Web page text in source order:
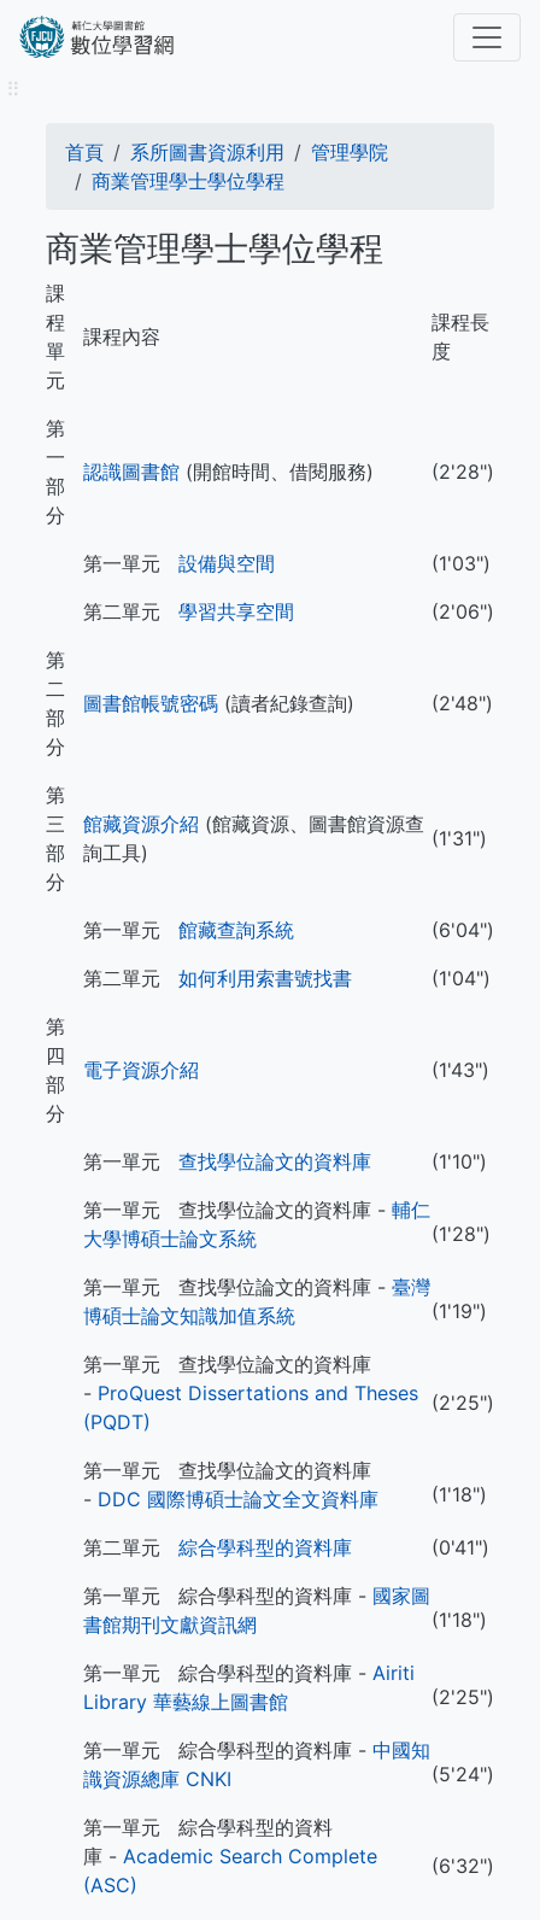
內
⠿
導
航
連
結
首頁 系所圖書資源利用
管理學院
商業管理學士學位學程
商業管理學士學位學程
課
程
單
元
課程內容
課程長
度
第
一
部
分
認識圖書館 (開館時間、借閱服務) (2'28")
第一單元 設備與空間
(1'03")
第二單元 學習共享空間
(2'06")
第
二
部
分
圖書館帳號密碼 (讀者紀錄查詢) (2'48")
第
三
部
分
館藏資源介紹 (館藏資源、圖書館資源查
詢工具)
(1'31")
第一單元 館藏查詢系統
(6'04")
第二單元 如何利用索書號找書
(1'04")
第
四
部
分
電子資源介紹 (1'43")
第一單元 查找學位論文的資料庫
(1'10")
第一單元 查找學位論文的資料庫 - 輔仁
大學博碩士論文系統
(1'28")
第一單元 查找學位論文的資料庫 - 臺灣
博碩士論文知識加值系統
(1'19")
第一單元 查找學位論文的資料庫
- ProQuest Dissertations and Theses
(PQDT)
(2'25")
第一單元 查找學位論文的資料庫
- DDC 國際博碩士論文全文資料庫 (1'18")
第二單元 綜合學科型的資料庫
(0'41")
第一單元 綜合學科型的資料庫 - 國家圖
書館期刊文獻資訊網
(1'18")
第一單元 綜合學科型的資料庫 - Airiti
Library 華藝線上圖書館
(2'25")
第一單元 綜合學科型的資料庫 - 中國知
識資源總庫 CNKI
(5'24")
第一單元 綜合學科型的資料
庫 - Academic Search Complete
(ASC)
(6'32")